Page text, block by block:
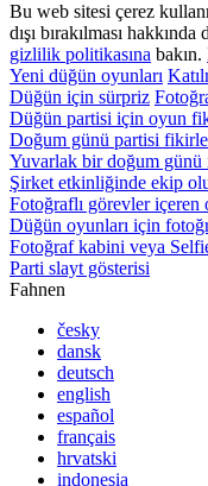
Bu web sitesi çerez
dışı bırakılması
gizlilik politikasına bakın.
Yeni düğün oyunları
Düğün için sürpriz
Düğün partisi için oyun
Doğum günü partisi
Yuvarlak bir doğum günü
Şirket etkinliğinde ekip
Fotoğraflı görevler içeren
Düğün oyunları için
Fotoğraf kabini veya
Parti slayt gösterisi
Fahnen
česky
dansk
deutsch
english
español
français
hrvatski
indonesia